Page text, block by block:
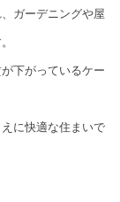
ガーデニングや屋
下がっているケー
に快適な住まいで